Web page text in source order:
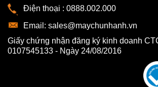
Điện thoại : 0888.002.000
Email: sales@maychunhanh.vn
Giấy chứng nhận đăng ký kinh doanh
0107545133 - Ngày 24/08/2016